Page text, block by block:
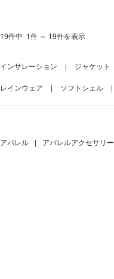
19件中 1件 ～ 19件を表示
インサレーション ジャケット
レインウェア ソフトシェル
アパレル | アパレルアクセサリー